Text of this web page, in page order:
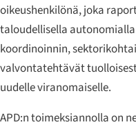
oikeushenkilönä, joka
taloudellisella
koordinoinnin,
valvontatehtävät
uudelle viranomaiselle.
APD:n toimeksiannolla on